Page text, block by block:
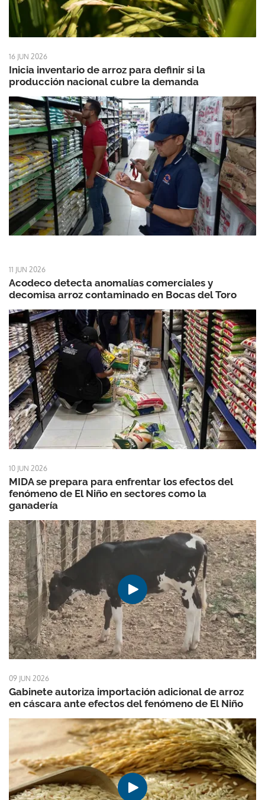
16 JUN 2026
Inicia inventario de arroz para definir si la
producción nacional cubre la demanda
11 JUN 2026
Acodeco detecta anomalías comerciales y
decomisa arroz contaminado en Bocas del Toro
10 JUN 2026
MIDA se prepara para enfrentar los efectos del
fenómeno de El Niño en sectores como la
ganadería
09 JUN 2026
Gabinete autoriza importación adicional de arroz
en cáscara ante efectos del fenómeno de El Niño